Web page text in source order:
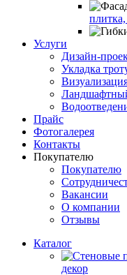
Услуги
Дизайн-
Укладка
Прайс
Фотогалерея
Контакты
Покупателю
Покупателю
Вакансии
О компании
Отзывы
Каталог
декор